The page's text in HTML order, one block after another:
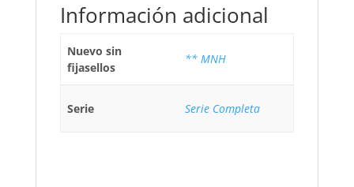
Información adicional
Nuevo sin
fijasellos
** MNH
Serie Serie Completa